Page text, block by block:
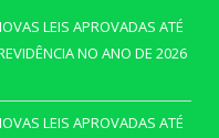
LEIS APROVADAS ATÉ
NO ANO DE 2026
LEIS APROVADAS ATÉ